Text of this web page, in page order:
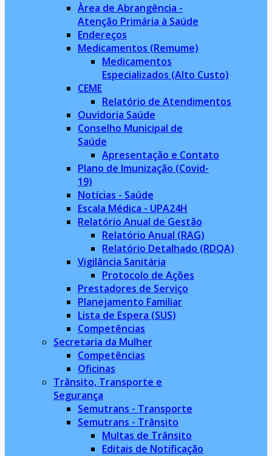
Àrea de Abrangência -
Atenção Primária à Saúde
Endereços
Medicamentos (Remume)
Medicamentos
Especializados (Alto Custo)
CEME
Relatório de Atendimentos
Ouvidoria Saúde
Conselho Municipal de
Saúde
Apresentação e Contato
Plano de Imunização (Covid-
19)
Notícias - Saúde
Escala Médica - UPA24H
Relatório Anual de Gestão
Relatório Anual (RAG)
Relatório Detalhado (RDQA)
Vigilância Sanitária
Protocolo de Ações
Prestadores de Serviço
Planejamento Familiar
Lista de Espera (SUS)
Competências
Secretaria da Mulher
Competências
Oficinas
Trânsito, Transporte e
Segurança
Semutrans - Transporte
Semutrans - Trânsito
Multas de Trânsito
Editais de Notificação